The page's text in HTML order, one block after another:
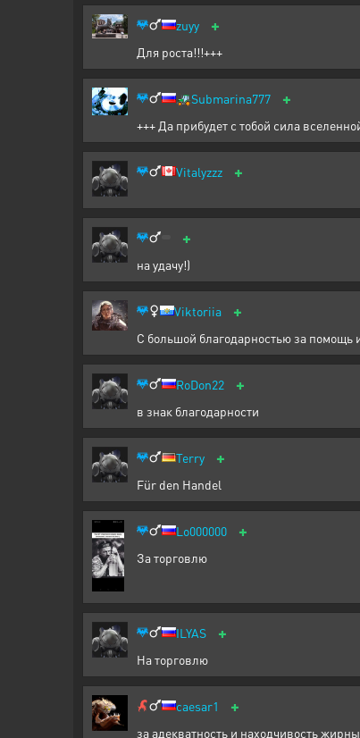
zuyy +
Для роста!!!+++
🚜Submarina777 +
+++ Да прибудет с тобой сила
Vitalyzzz +
+
на удачу!)
Viktoriia +
С большой благодарностью за помощь
RoDon22 +
в знак благодарности
Terry +
Für den Handel
Lo000000 +
За торговлю
ILYAS +
На торговлю
caesar1 +
за адекватность и находчивость